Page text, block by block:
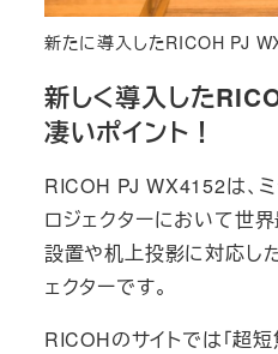
新たに導入したRICOH PJ
新しく導入した
凄いポイント！
RICOH PJ WX4152は、
ロジェクターにおいて世
設置や机上投影に対応し
ェクターです。
RICOHのサイトでは「超